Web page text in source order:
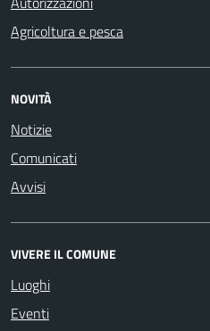
Agricoltura e pesca
NOVITÀ
Notizie
Comunicati
Avvisi
VIVERE IL COMUNE
Luoghi
Eventi